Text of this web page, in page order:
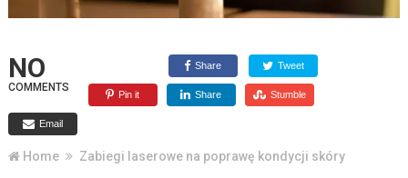
NO
COMMENTS
Share Tweet
Pin it Share Stumble
Email
Home Zabiegi laserowe na poprawę kondycji skóry